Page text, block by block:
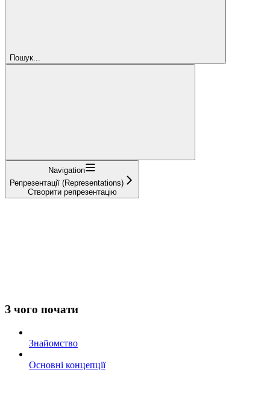
Пошук...
Navigation
Репрезентації (Representations)
Створити репрезентацію
З чого почати
Знайомство
Основні концепції